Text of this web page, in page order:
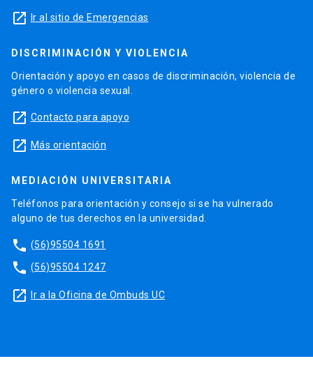
launch Ir al sitio de Emergencias
DISCRIMINACIÓN Y VIOLENCIA
Orientación y apoyo en casos de discriminación, violencia de
género o violencia sexual.
launch Contacto para apoyo
launch Más orientación
MEDIACIÓN UNIVERSITARIA
Teléfonos para orientación y consejo si se ha vulnerado
alguno de tus derechos en la universidad.
phone (56)95504 1691
phone (56)95504 1247
launch Ir a la Oficina de Ombuds UC